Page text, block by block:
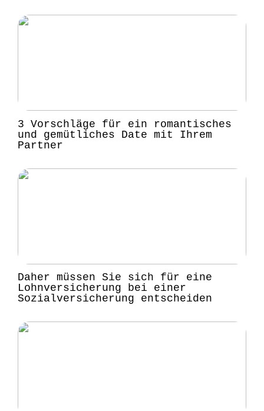
3 Vorschläge für ein romantisches
und gemütliches Date mit Ihrem
Partner
Daher müssen Sie sich für eine
Lohnversicherung bei einer
Sozialversicherung entscheiden